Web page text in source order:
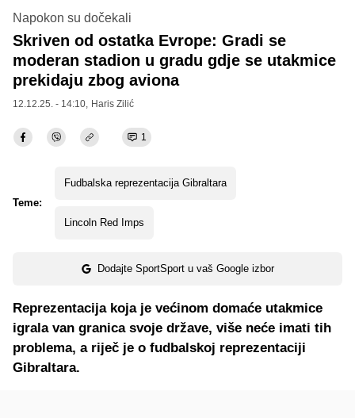
Napokon su dočekali
Skriven od ostatka Evrope: Gradi se
moderan stadion u gradu gdje se utakmice
prekidaju zbog aviona
12.12.25. - 14:10, Haris Zilić
1
Teme:
Fudbalska reprezentacija Gibraltara
Lincoln Red Imps
Dodajte SportSport u vaš Google izbor
Reprezentacija koja je većinom domaće utakmice
igrala van granica svoje države, više neće imati tih
problema, a riječ je o fudbalskoj reprezentaciji
Gibraltara.